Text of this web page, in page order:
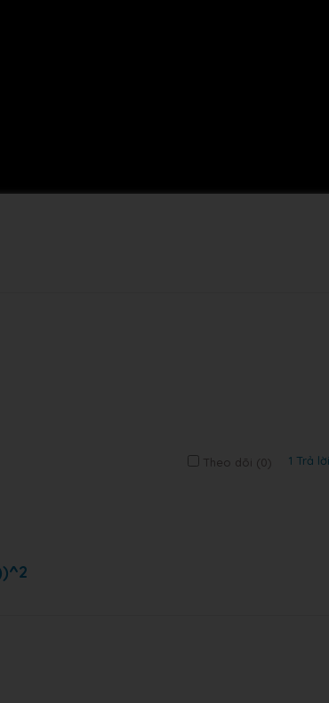
Theo dõi (0) 1 Trả lời